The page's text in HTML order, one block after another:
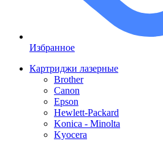
Избранное
Картриджи лазерные
Brother
Canon
Epson
Hewlett-Packard
Konica - Minolta
Kyocera